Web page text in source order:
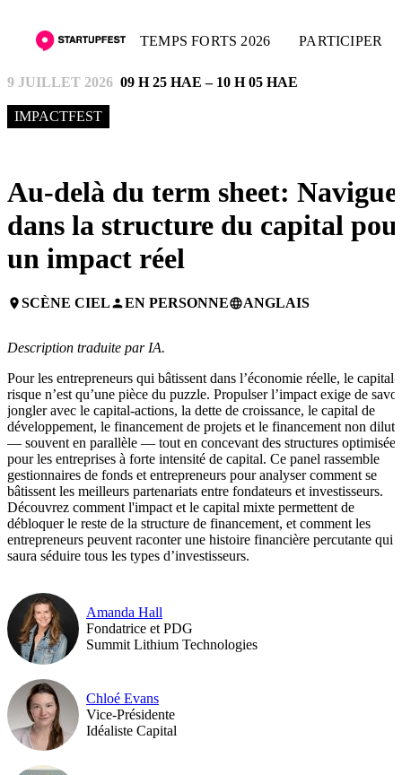
TEMPS FORTS 2026 PARTICIPER
9 JUILLET 2026 09 H 25 HAE – 10 H 05 HAE
IMPACTFEST
Au-delà du term sheet:
dans la structure du capital
un impact réel
placeSCÈNE CIELpersonEN PERSONNElanguageANGLAIS
Description traduite par IA.
Pour les entrepreneurs qui bâtissent dans l’économie réelle, le capital-
risque n’est qu’une pièce du puzzle. Propulser l’impact exige de
jongler avec le capital-actions, la dette de croissance, le capital de
développement, le financement de projets et le financement non dilutif
— souvent en parallèle — tout en concevant des structures optimisées
pour les entreprises à forte intensité de capital. Ce panel rassemble
gestionnaires de fonds et entrepreneurs pour analyser comment se
bâtissent les meilleurs partenariats entre fondateurs et investisseurs.
Découvrez comment l'impact et le capital mixte permettent de
débloquer le reste de la structure de financement, et comment les
entrepreneurs peuvent raconter une histoire financière percutante qui
saura séduire tous les types d’investisseurs.
Amanda Hall
Fondatrice et PDG
Summit Lithium Technologies
Chloé Evans
Vice-Présidente
Idéaliste Capital